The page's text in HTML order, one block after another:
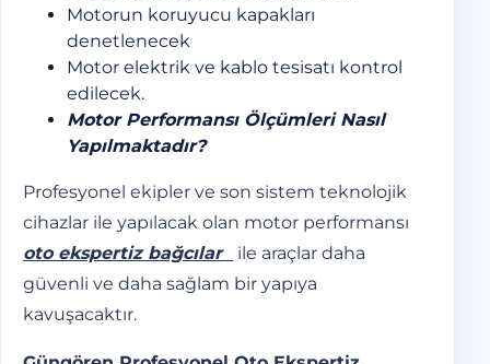
Motorun koruyucu kapakları
denetlenecek
Motor elektrik ve kablo tesisatı kontrol
edilecek.
Motor Performansı Ölçümleri Nasıl
Yapılmaktadır?
Profesyonel ekipler ve son sistem teknolojik
cihazlar ile yapılacak olan motor performansı
oto ekspertiz bağcılar
ile araçlar daha
güvenli ve daha sağlam bir yapıya
kavuşacaktır.